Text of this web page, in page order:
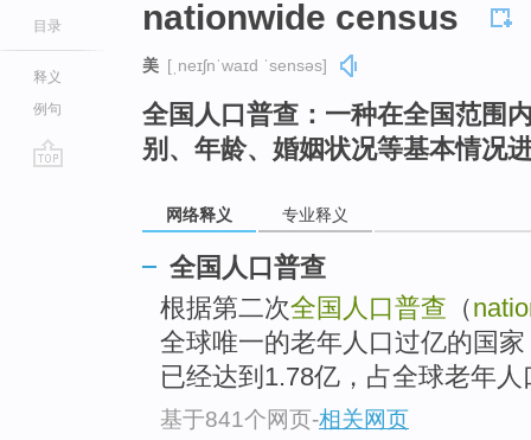
目录
释义
例句
nationwide census
美 [ˌneɪʃnˈwaɪd ˈsensəs]
全国人口普查：一种在全国范围
别、年龄、婚姻状况等基本情况
网络释义 专业释义
全国人口普查
根据第二次全国人口普查 （
全球唯一的老年人口过亿的国
已经达到1.78亿，占全球老年
基于841个网页-相关网页